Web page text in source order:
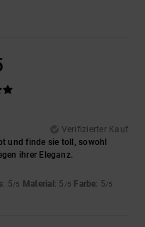
Verifizierter Kauf
und finde sie toll, sowohl
ihrer Eleganz.
: 5/5 Material : 5 /5 Farbe: 5/5